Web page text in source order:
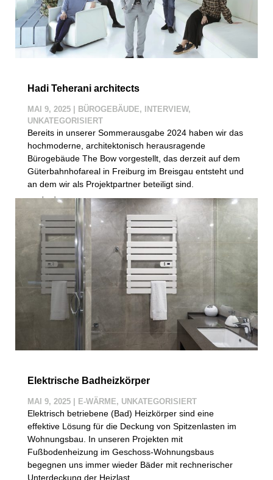
Hadi Teherani architects
MAI 9, 2025| BÜROGEBÄUDE, INTERVIEW,
UNKATEGORISIERT
Bereits in unserer Sommerausgabe 2024 haben wir das
hochmoderne, architektonisch herausragende
Bürogebäude The Bow vorgestellt, das derzeit auf dem
Güterbahnhofareal in Freiburg im Breisgau entsteht und
an dem wir als Projektpartner beteiligt sind.
mehr lesen
Elektrische Badheizkörper
MAI 9, 2025| E-WÄRME, UNKATEGORISIERT
Elektrisch betriebene (Bad) Heizkörper sind eine
effektive Lösung für die Deckung von Spitzenlasten im
Wohnungsbau. In unseren Projekten mit
Fußbodenheizung im Geschoss-Wohnungsbaus
begegnen uns immer wieder Bäder mit rechnerischer
Unterdeckung der Heizlast.